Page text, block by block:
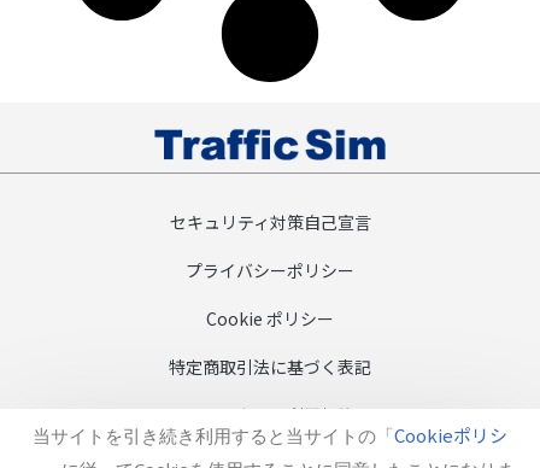
セキュリティ対策自己宣言
プライバシーポリシー
Cookie ポリシー
特定商取引法に基づく表記
ソフトウェア利用規約
SDGsへの取り組み
当サイトを引き続き利用すると当サイトの「Cookieポリシ